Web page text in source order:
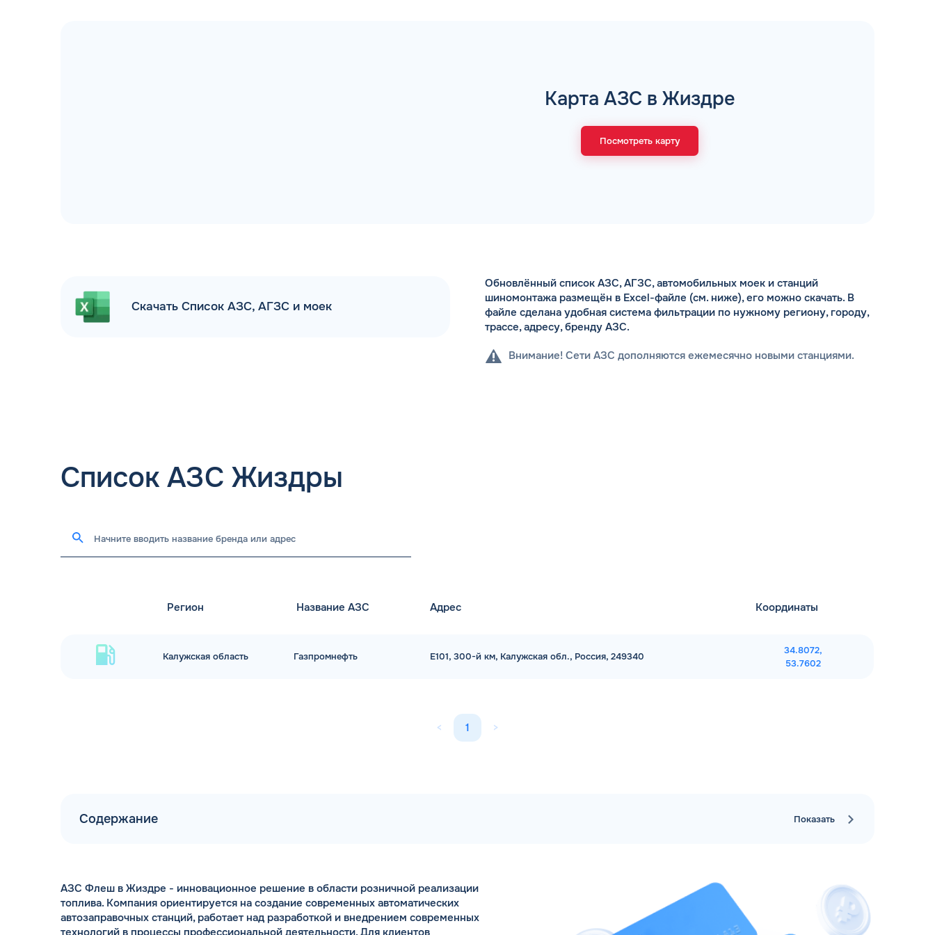
Карта АЗС в Жиздре
Посмотреть карту
Скачать Список АЗС, АГЗС и моек
Обновлённый список АЗС, АГЗС, автомобильных моек и станций
шиномонтажа размещён в Excel-файле (см. ниже), его можно скачать. В
файле сделана удобная система фильтрации по нужному региону, городу,
трассе, адресу, бренду АЗС.
Внимание! Сети АЗС дополняются ежемесячно новыми станциями.
Список АЗС Жиздры
Регион Название АЗС Адрес Координаты
Калужская область Газпромнефть E101, 300-й км, Калужская обл., Россия, 249340
34.8072,
53.7602
< 1 >
Содержание Показать
АЗС Флеш в Жиздре - инновационное решение в области розничной реализации
топлива. Компания ориентируется на создание современных автоматических
автозаправочных станций, работает над разработкой и внедрением современных
технологий в процессы профессиональной деятельности. Для клиентов
Для юр. лиц и ИП
ОФОРМИТЬ ЗАЯВКУ
ДО
ЗАВТРА